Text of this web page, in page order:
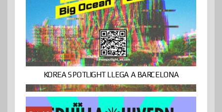
KOREA SPOTLIGHT LLEGA A BARCELONA